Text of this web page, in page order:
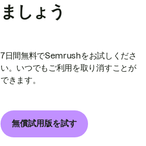
ましょう
7日間無料でSemrushをお試しくださ
い。いつでもご利用を取り消すことが
できます。
無償試用版を試す